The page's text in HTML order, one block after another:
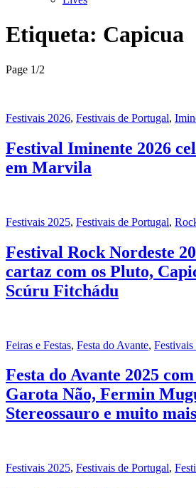
Etiqueta: Capicua
Page 1/2
Festivais 2026, Festivais de Portugal,
Festival Iminente 2026
em Marvila
Festivais 2025, Festivais de Portugal,
Festival Rock Nordeste
cartaz com os Pluto,
Scúru Fitchádu
Feiras e Festas, Festa do Avante, Festivais
Festa do Avante 2025
Garota Não, Fermin
Stereossauro e muito mais
Festivais 2025, Festivais de Portugal,